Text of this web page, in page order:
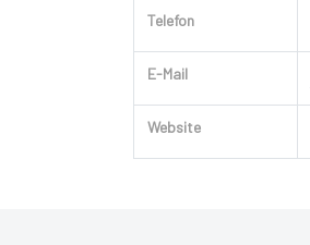
Telefon
E-Mail
Website